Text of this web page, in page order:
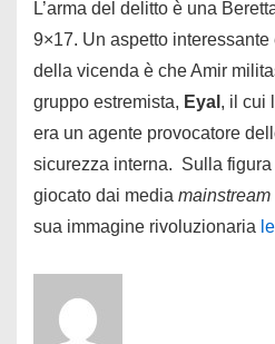
L’arma del delitto è una
9×17. Un aspetto
della vicenda è che Amir
gruppo estremista, Eyal , il cui
era un agente provocatore
sicurezza interna. Sulla figura
giocato dai media mainstream
sua immagine rivoluzionaria